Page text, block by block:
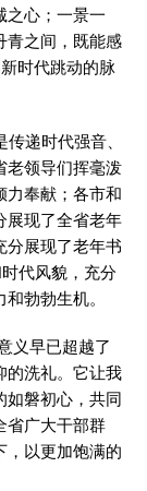
之心；一景一
青之间，既能感
时代跳动的脉
递时代强音、
老领导们挥毫泼
力奉献；各市和
展现了全省老年
分展现了老年书
代风貌，充分
勃勃生机。
义早已超越了
的洗礼。它让我
如磐初心，共同
省广大干部群
，以更加饱满的